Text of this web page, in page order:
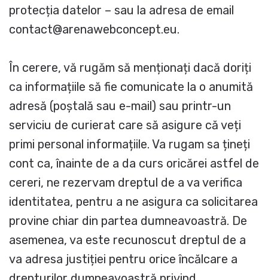
protecția datelor – sau la adresa de email
contact@arenawebconcept.eu.
În cerere, vă rugăm să menționați dacă doriți
ca informațiile să fie comunicate la o anumită
adresă (poștală sau e-mail) sau printr-un
serviciu de curierat care să asigure că veți
primi personal informațiile. Va rugam sa țineți
cont ca, înainte de a da curs oricărei astfel de
cereri, ne rezervam dreptul de a va verifica
identitatea, pentru a ne asigura ca solicitarea
provine chiar din partea dumneavoastră. De
asemenea, va este recunoscut dreptul de a
va adresa justiției pentru orice încălcare a